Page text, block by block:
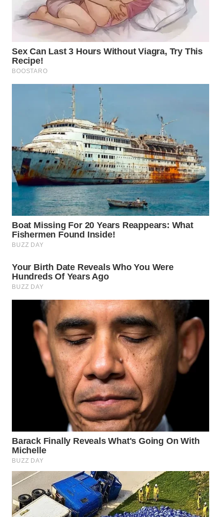
WN
INDRAMAYU
WN
KUNINGAN
SUBANG
WN
SUKABUMI
WN
PURWAKARTA
WN
PRIANGAN
WN
SOLO
WN
BOROBUDUR
SURABAYA
WN
NATUNA
WN
BINTAN